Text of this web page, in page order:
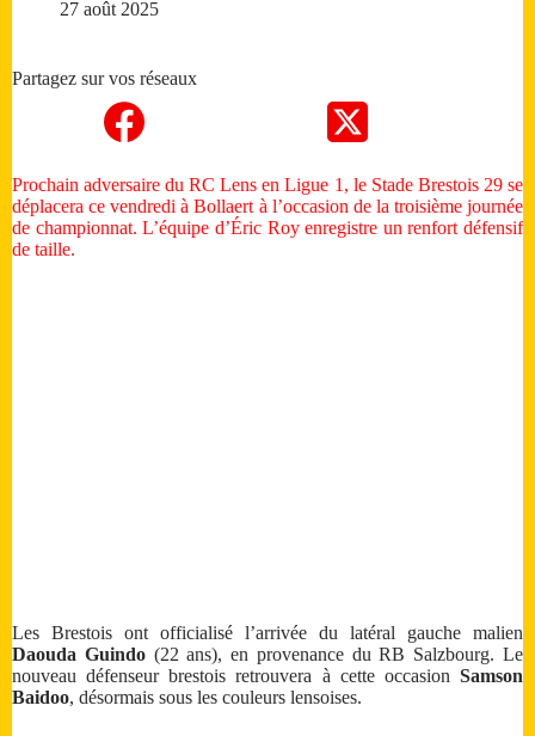
27 août 2025
Partagez sur vos réseaux
Prochain adversaire du RC Lens en Ligue 1, le Stade Brestois 29 se
déplacera ce vendredi à Bollaert à l’occasion de la troisième journée
de championnat. L’équipe d’Éric Roy enregistre un renfort défensif
de taille.
Les Brestois ont officialisé l’arrivée du latéral gauche malien
Daouda Guindo(22 ans), en provenance du RB Salzbourg. Le
nouveau défenseur brestois retrouvera à cette occasion Samson
Baidoo, désormais sous les couleurs lensoises.